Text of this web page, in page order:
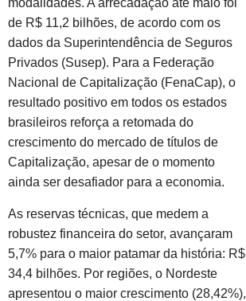
modalidades. A arrecadação até maio foi
de R$ 11,2 bilhões, de acordo com os
dados da Superintendência de Seguros
Privados (Susep). Para a Federação
Nacional de Capitalização (FenaCap), o
resultado positivo em todos os estados
brasileiros reforça a retomada do
crescimento do mercado de títulos de
Capitalização, apesar de o momento
ainda ser desafiador para a economia.
As reservas técnicas, que medem a
robustez financeira do setor, avançaram
5,7% para o maior patamar da história: R$
34,4 bilhões. Por regiões, o Nordeste
apresentou o maior crescimento (28,42%),